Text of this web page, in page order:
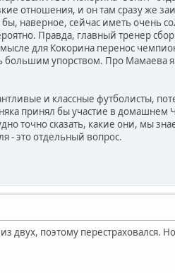
отношения, и он там сразу же
наверное, сейчас иметь очень
Правда, главный тренер
для Кокорина перенос
упорством. Про Мамаева я
и классные футболисты,
принял бы участие в
точно сказать, какие они, мы
- это отдельный вопрос.
двух, поэтому